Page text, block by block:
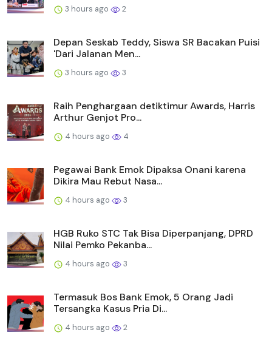
3 hours ago 2
Depan Seskab Teddy, Siswa SR Bacakan Puisi
'Dari Jalanan Men...
3 hours ago 3
Raih Penghargaan detiktimur Awards, Harris
Arthur Genjot Pro...
4 hours ago 4
Pegawai Bank Emok Dipaksa Onani karena
Dikira Mau Rebut Nasa...
4 hours ago 3
HGB Ruko STC Tak Bisa Diperpanjang, DPRD
Nilai Pemko Pekanba...
4 hours ago 3
Termasuk Bos Bank Emok, 5 Orang Jadi
Tersangka Kasus Pria Di...
4 hours ago 2